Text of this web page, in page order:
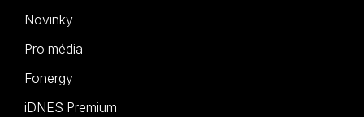
Novinky
Pro média
Fonergy
iDNES Premium